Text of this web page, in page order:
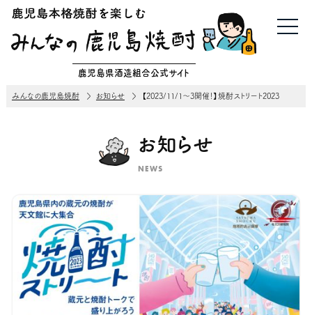
鹿児島県酒造組合公式サイト
みんなの鹿児島焼酎 お知らせ 【2023/11/1～3開催！】焼酎ストリート2023
お知らせ
NEWS